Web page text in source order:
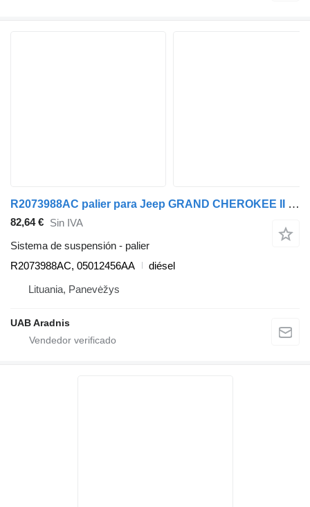
R2073988AC palier para Jeep GRAND CHEROKEE II (WJ, WG) coche
82,64 € Sin IVA
Sistema de suspensión - palier
R2073988AC, 05012456AA
diésel
Lituania, Panevėžys
UAB Aradnis